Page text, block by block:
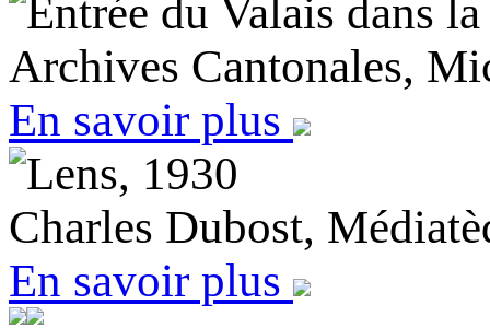
Entrée du Valais dans
Archives Cantonales,
En savoir plus
Lens, 1930
Charles Dubost,
En savoir plus